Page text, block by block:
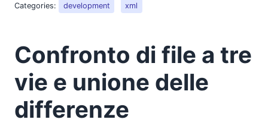
Categories: development xml
Confronto di file a tre
vie e unione delle
differenze